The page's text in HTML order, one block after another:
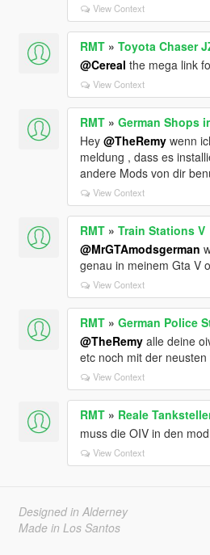
View Context
RMT» Toyota Chaser
@Cereal the mega link
View Context
RMT» German Shops
Hey @TheRemywenn
meldung , dass es
andere Mods von dir
View Context
RMT» Train Stations V
@MrGTAmodsgerman
genau in meinem Gta V
View Context
RMT» German Police
@TheRemyalle deine
etc noch mit der neusten
View Context
RMT» Reale
muss die OIV in den
View Context
Designed in Alderney
Made in Los Santos